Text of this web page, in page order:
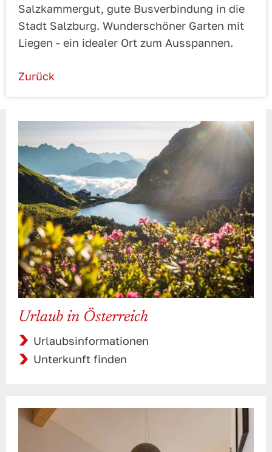
Salzkammergut, gute Busverbindung in die
Stadt Salzburg. Wunderschöner Garten mit
Liegen - ein idealer Ort zum Ausspannen.
Zurück
Urlaub in Österreich
Urlaubsinformationen
Unterkunft finden